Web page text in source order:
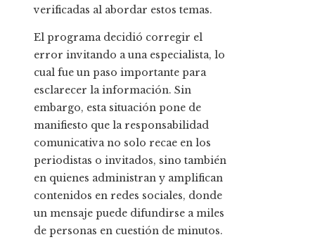
verificadas al abordar estos temas.
El programa decidió corregir el
error invitando a una especialista, lo
cual fue un paso importante para
esclarecer la información. Sin
embargo, esta situación pone de
manifiesto que la responsabilidad
comunicativa no solo recae en los
periodistas o invitados, sino también
en quienes administran y amplifican
contenidos en redes sociales, donde
un mensaje puede difundirse a miles
de personas en cuestión de minutos.